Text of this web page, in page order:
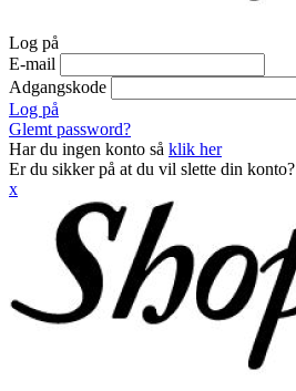
Log på
E-mail
Adgangskode
Log på
Glemt password?
Har du ingen konto så klik her
Er du sikker på at du vil slette din konto?
x